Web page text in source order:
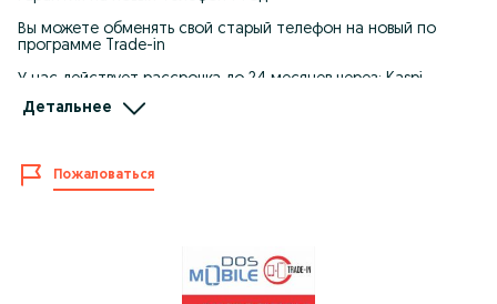
Вы можете обменять свой старый телефон на новый по
программе Trade-in
У нас действует рассрочка до 24 месяцев через: Kaspi
Город.Шымкент Аскарова 5
В наличии есть все Б/У Айфоны
Детальнее
Пожаловаться